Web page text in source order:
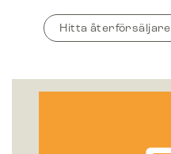
Hitta återförsäljare